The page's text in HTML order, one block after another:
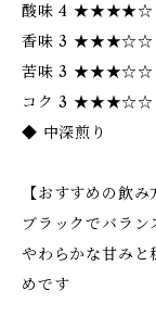
酸味 4 ★★★★☆
香味 3 ★★★☆☆
苦味 3 ★★★☆☆
コク 3 ★★★☆☆
◆ 中深煎り
【おすすめの飲み
ブラックでバラン
やわらかな甘みと
めです